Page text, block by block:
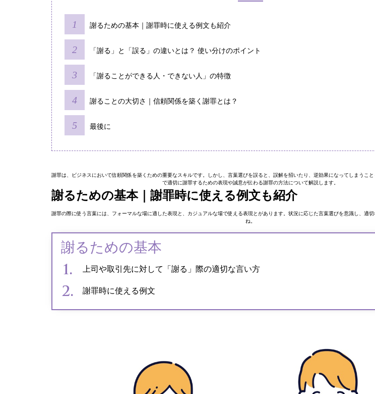
謝るための基本｜謝罪時に使える例文も紹介
「謝る」と「誤る」の違いとは？ 使い分けのポイント
「謝ることができる人・できない人」の特徴
謝ることの大切さ｜信頼関係を築く謝罪とは？
最後に
謝罪は、ビジネスにおいて信頼関係を築くための重要なスキルです。しかし、言葉選びを誤ると、誤解を招いたり、逆効果になってしまうこ
で適切に謝罪するための表現や誠意が伝わる謝罪の方法について解説します。
謝るための基本｜謝罪時に使える例文も紹介
謝罪の際に使う言葉には、フォーマルな場に適した表現と、カジュアルな場で使える表現とがあります。状況に応じた言葉選びを意識し、適
ね。
謝るための基本
上司や取引先に対して「謝る」際の適切な言い方
謝罪時に使える例文